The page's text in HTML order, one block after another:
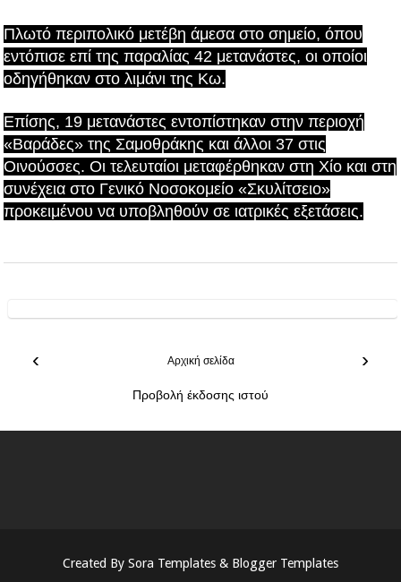
Πλωτό περιπολικό μετέβη άμεσα στο σημείο, όπου
εντόπισε επί της παραλίας 42 μετανάστες, οι οποίοι
οδηγήθηκαν στο λιμάνι της Κω.
Επίσης, 19 μετανάστες εντοπίστηκαν στην περιοχή
«Βαράδες» της Σαμοθράκης και άλλοι 37 στις
Οινούσσες. Οι τελευταίοι μεταφέρθηκαν στη Χίο και στη
συνέχεια στο Γενικό Νοσοκομείο «Σκυλίτσειο»
προκειμένου να υποβληθούν σε ιατρικές εξετάσεις.
‹ ›
Αρχική σελίδα
Προβολή έκδοσης ιστού
Created By Sora Templates & Blogger Templates